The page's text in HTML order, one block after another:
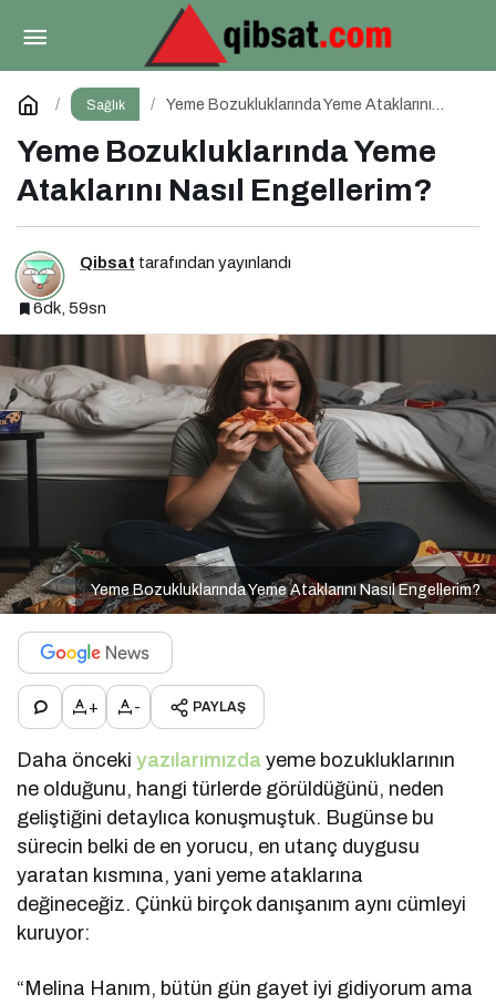
Sağlık
Yeme Bozukluklarında Yeme Ataklarını
Yeme Bozukluklarında Yeme
Ataklarını Nasıl Engellerim?
Qibsat tarafından yayınlandı
6dk, 59sn
Yeme Bozukluklarında Yeme Ataklarını Nasıl Engellerim?
+ - PAYLAŞ
Daha öncekiyazılarımızda yeme bozukluklarının
ne olduğunu, hangi türlerde görüldüğünü, neden
geliştiğini detaylıca konuşmuştuk. Bugünse bu
sürecin belki de en yorucu, en utanç duygusu
yaratan kısmına, yani yeme ataklarına
değineceğiz. Çünkü birçok danışanım aynı cümleyi
kuruyor:
“Melina Hanım, bütün gün gayet iyi gidiyorum ama
Ortoreksiya Nervoza: Sağlıklı Beslenme
Takıntısı
Yorum Yap